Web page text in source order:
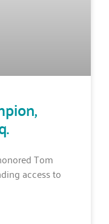
Tom
access to